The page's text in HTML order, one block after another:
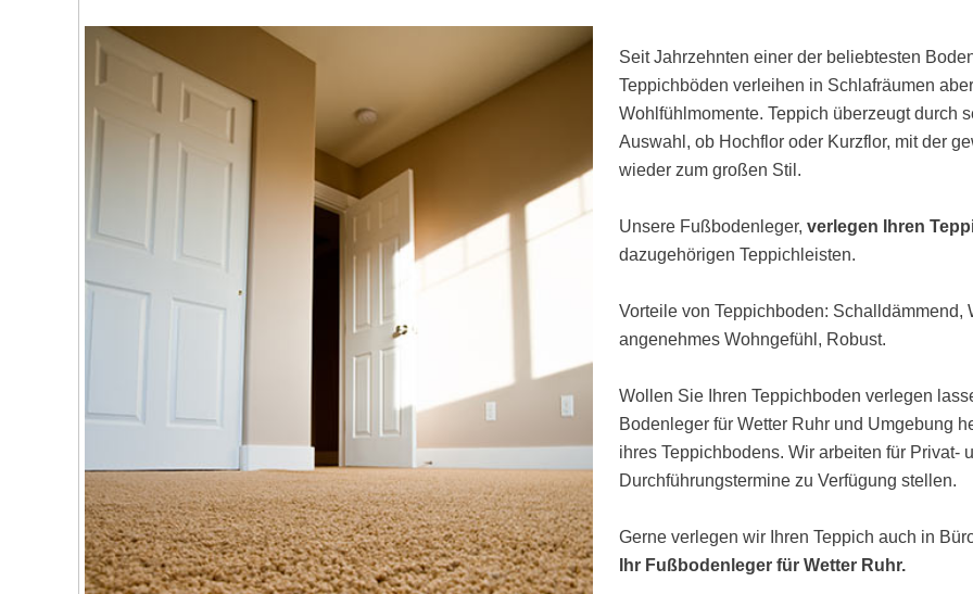
Seit Jahrzehnten einer der beliebtesten
Teppichböden verleihen in Schlafräumen
Wohlfühlmomente. Teppich überzeugt durch
Auswahl, ob Hochflor oder Kurzflor, mit der
wieder zum großen Stil.
Unsere Fußbodenleger,verlegen Ihren
dazugehörigen Teppichleisten.
Vorteile von Teppichboden:
angenehmes Wohngefühl, Robust.
Wollen Sie Ihren Teppichboden verlegen
Bodenleger für Wetter Ruhr und Umgebung
ihres Teppichbodens. Wir arbeiten für
Durchführungstermine zu Verfügung stellen.
Gerne verlegen wir Ihren Teppich auch in
Ihr Fußbodenleger für Wetter Ruhr.